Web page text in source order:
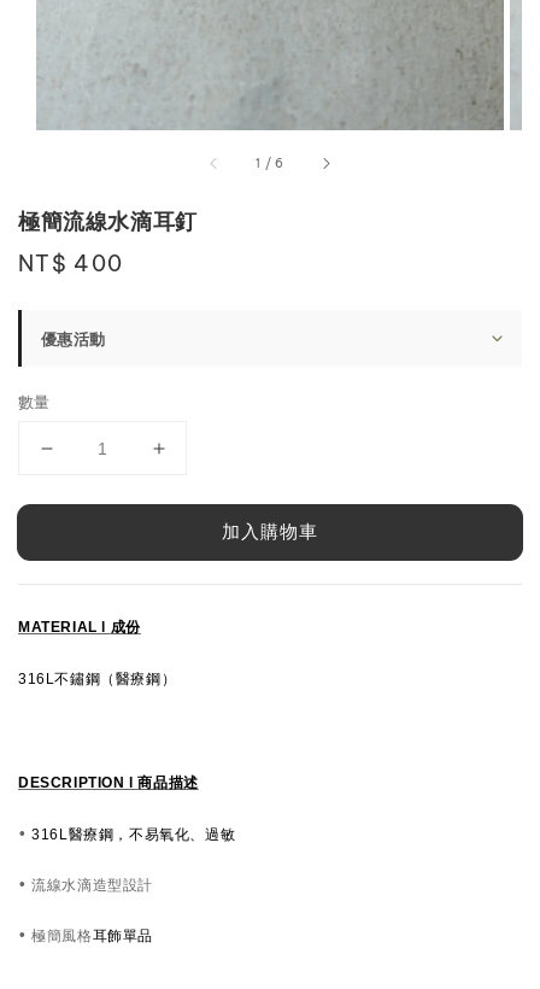
1 /6
極簡流線水滴耳釘
Regular
NT$ 400
優惠活動
數量
加入購物車
MATERIAL l 成份
316L不鏽鋼（醫療鋼）
DESCRIPTION l商品描述
•316L醫療鋼，不易氧化、過敏
• 流線水滴造型設計
• 極簡風格耳飾單品